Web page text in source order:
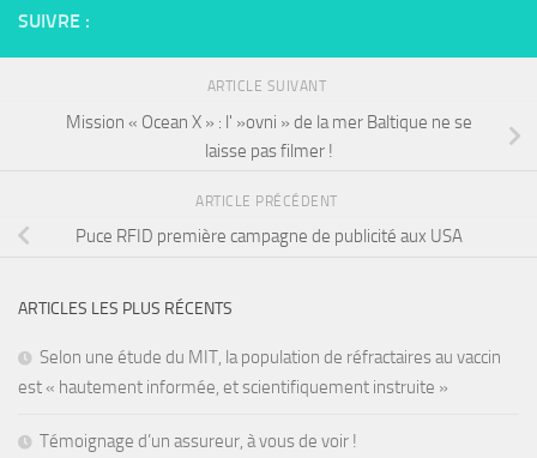
SUIVRE :
ARTICLE SUIVANT
Mission « Ocean X » : l' »ovni » de la mer Baltique ne se
laisse pas filmer !
ARTICLE PRÉCÉDENT
Puce RFID première campagne de publicité aux USA
ARTICLES LES PLUS RÉCENTS
Selon une étude du MIT, la population de réfractaires au vaccin
est « hautement informée, et scientifiquement instruite »
Témoignage d’un assureur, à vous de voir !